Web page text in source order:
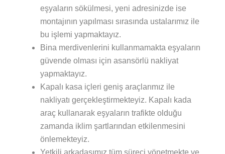
eşyaların sökülmesi, yeni adresinizde ise
montajının yapılması sırasında ustalarımız ile
bu işlemi yapmaktayız.
Bina merdivenlerini kullanmamakta eşyaların
güvende olması için asansörlü nakliyat
yapmaktayız.
Kapalı kasa içleri geniş araçlarımız ile
nakliyatı gerçekleştirmekteyiz. Kapalı kada
araç kullanarak eşyaların trafikte olduğu
zamanda iklim şartlarından etkilenmesini
önlemekteyiz.
Yetkili arkadaşımız tüm süreci yönetmekte ve